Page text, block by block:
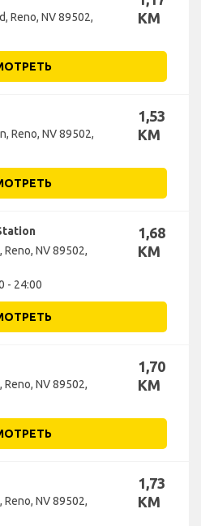
Reno, NV 89502,
KM
Reno, NV 89502,
1,53
KM
NV 89502,
- 24:00
1,68
KM
Reno, NV 89502,
1,70
KM
Reno, NV 89502,
1,73
KM